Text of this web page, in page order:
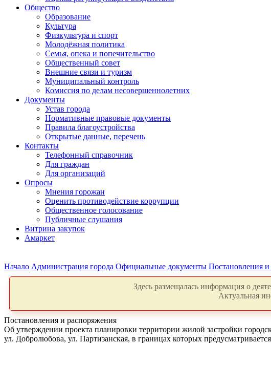
Общество
Образование
Культура
Физкультура и спорт
Молодёжная политика
Семья, опека и попечительство
Общественный совет
Внешние связи и туризм
Муниципальный контроль
Комиссия по делам несовершеннолетних
Документы
Устав города
Нормативные правовые документы
Правила благоустройства
Открытые данные, перечень
Контакты
Телефонный справочник
Для граждан
Для организаций
Опросы
Мнения горожан
Оценить противодействие коррупции
Общественное голосование
Публичные слушания
Витрина закупок
Амаркет
Начало Администрация города Официальные документы Постановления
Здесь размещалась информация о
Актуальная
Постановления и распоряжения
Об утверждении проекта планировки территории жилой застройки
ул. Добролюбова, ул. Партизанская, в границах которых